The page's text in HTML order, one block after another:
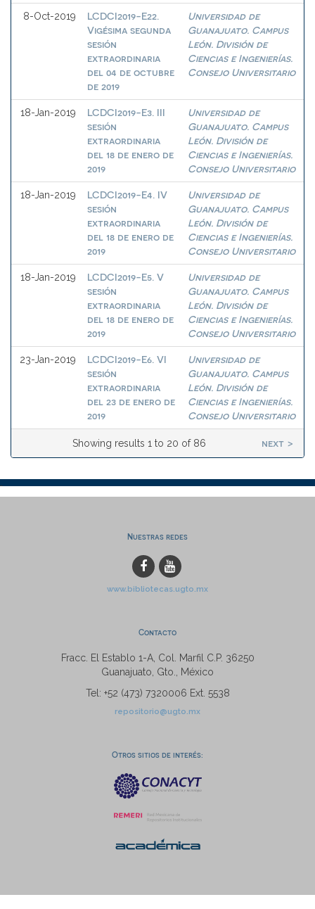
8-Oct-2019
LCDCI2019-E22.
Vigésima segunda
sesión
extraordinaria
del 04 de octubre
de 2019
Universidad de
Guanajuato. Campus
León. División de
Ciencias e Ingenierías.
Consejo Universitario
18-Jan-2019
LCDCI2019-E3. III
sesión
extraordinaria
del 18 de enero de
2019
Universidad de
Guanajuato. Campus
León. División de
Ciencias e Ingenierías.
Consejo Universitario
18-Jan-2019
LCDCI2019-E4. IV
sesión
extraordinaria
del 18 de enero de
2019
Universidad de
Guanajuato. Campus
León. División de
Ciencias e Ingenierías.
Consejo Universitario
18-Jan-2019
LCDCI2019-E5. V
sesión
extraordinaria
del 18 de enero de
2019
Universidad de
Guanajuato. Campus
León. División de
Ciencias e Ingenierías.
Consejo Universitario
23-Jan-2019
LCDCI2019-E6. VI
sesión
extraordinaria
del 23 de enero de
2019
Universidad de
Guanajuato. Campus
León. División de
Ciencias e Ingenierías.
Consejo Universitario
Showing results 1 to 20 of 86 next >
Nuestras redes
www.bibliotecas.ugto.mx
Contacto
Fracc. El Establo 1-A, Col. Marfil C.P. 36250
Guanajuato, Gto., México
Tel: +52 (473) 7320006 Ext. 5538
repositorio@ugto.mx
Otros sitios de interés: